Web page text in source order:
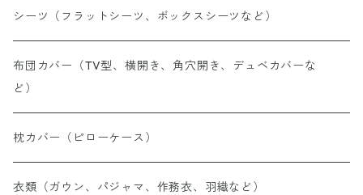
シーツ（フラットシーツ、ボックスシーツなど）
布団カバー（TV型、横開き、角穴開き、デュベカバーな
ど）
枕カバー（ピローケース）
衣類（ガウン、パジャマ、作務衣、羽織など）